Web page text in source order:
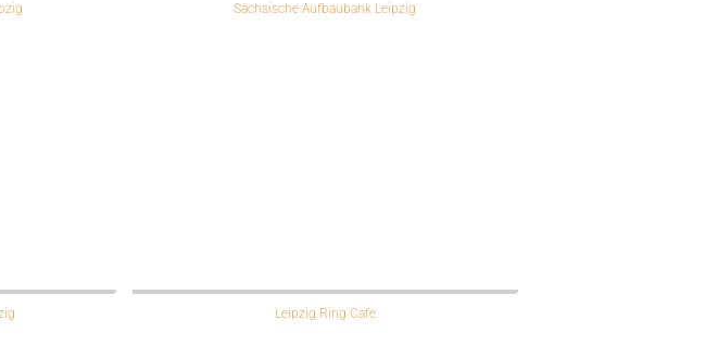
Sächsische Aufbaubank Leipzig
Leipzig Ring Cafe